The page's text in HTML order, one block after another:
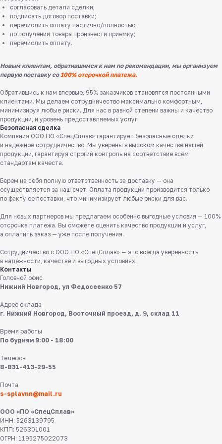
согласовать детали сделки;
подписать договор поставки;
перечислить оплату частично/полностью;
по получении товара произвести приёмку;
перечислить оплату.
Новым клиентам, обратившимся к нам по рекомендации, мы организуем
первую поставку со100% отсрочкой платежа.
Обратившись к нам впервые, 95% заказчиков становятся постоянными
клиентами. Мы делаем сотрудничество максимально комфортным,
минимизируя любые риски. Для нас в равной степени важны и качество
продукции, и уровень предоставляемых услуг.
Безопасная сделка
Компания ООО ПО «СпецСплав» гарантирует безопасные сделки
и надежное сотрудничество. Мы уверены в высоком качестве нашей
продукции, гарантируя строгий контроль на соответствие всем
стандартам качеста.
Берем на себя полную ответственность за доставку — она
осуществляется за наш счет. Оплата продукции производится только
по факту ее поставки, что минимизирует любые риски для вас.
Для новых партнеров мы предлагаем особенно выгодные условия — 100%
отсрочка платежа. Вы сможете оценить качество продукции и услуг,
а оплатить заказ — уже после получения.
Сотрудничество с ООО ПО «СпецСплав» — это всегда уверенность
в надежности, качестве и выгодных условиях.
Контакты
Головной офис
Нижний Новгород, ул Федосеенко 57
Адрес склада
г. Нижний Новгород, Восточный проезд, д. 9, склад 11
Время работы
По будням 9:00 - 18:00
Телефон
8-831-413-29-55
Почта
s-splavnn@mail.ru
ООО «ПО «СпецСплав»
ИНН: 5263139795
КПП: 526301001
ОГРН: 1195275022073
Заказать звонок
Служба поддержки клиентов
Работаем ежедневно с 8:00 до 18:00
Пишите нам
в мессенджерах
8 831 413 29 55
Бесплатно по России
Нижний Новгород,
ул Федосеенко, 57
s-splavnn@mail.ru
8 831 413 29 55
Калькуляторы
Доставка
Каталог
О нас
Поставщикам
Справочник